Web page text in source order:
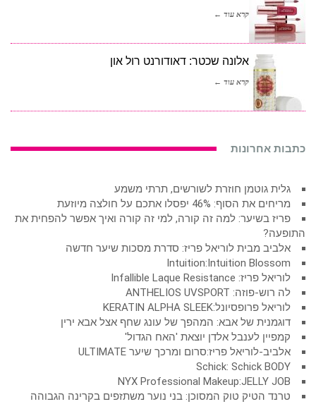
קרא עוד ←
אלונה שכטר: דאודורנט רול און
קרא עוד ←
כתבות אחרונות
גלית גוטמן חוזרת לשורשים, תרתי משמע
מריחים את הסוף: 46% יפסלו אתכם על חולצה מיוזעת
פריז בשיער: למה זה קורה, למי זה קורה ואיך אפשר להפחית את
התופעה?
אלביב מבית לוריאל פריז: סדרת מסכות שיער חדשה
Intuition:Intuition Blossom
לוריאל פריז: Infallible Laque Resistance
לה רוש-פוזה: ANTHELIOS UVSPORT
לוריאל פרופסיונל:KERATIN ALPHA SLEEK
דוגמנית של אבא: המהפך של עונג שחף אצל אבא ירין
קמפיין לענבל אלדן יוצאת 'האח הגדול'
אלביב-לוריאל פריז:סרום ומרכך שיער ULTIMATE
Schick: Schick BODY
NYX Professional Makeup:JELLY JOB
טרנד הטיק טוק המסוכן: בני נוער משתזפים בקרינה הגבוהה